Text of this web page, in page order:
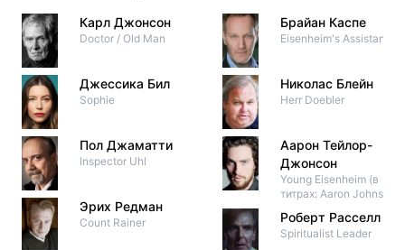
Карл Джонсон
Doctor / Old Man
Джессика Бил
Sophie
Пол Джаматти
Inspector Uhl
Эрих Редман
Count Rainer
Брайан Каспе
Eisenheim's Assistant
Николас Блейн
Herr Doebler
Аарон Тейлор-
Джонсон
Young Eisenheim (в
титрах: Aaron Johnson)
Роберт Расселл
Spiritualist Leader